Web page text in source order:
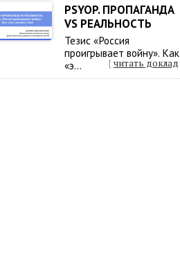
PSYOP. ПРОПАГАНДА
VS РЕАЛЬНОСТЬ
Тезис «Россия
проигрывает войну». Как
«э...
{ читать доклад